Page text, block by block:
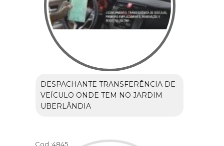
DESPACHANTE TRANSFERÊNCIA DE
VEÍCULO ONDE TEM NO JARDIM
UBERLÂNDIA
Cod.:4845